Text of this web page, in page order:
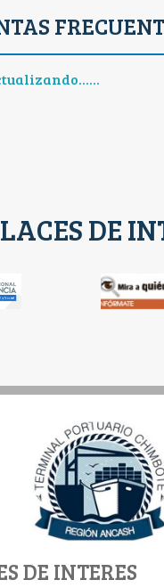
DE
DE INTERES